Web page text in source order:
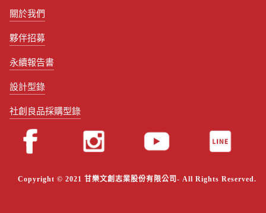
關於我們
夥伴招募
永續報告書
設計型錄
社創良品採購型錄
Copyright © 2021 甘樂文創志業股份有限公司- All Rights Reserved.